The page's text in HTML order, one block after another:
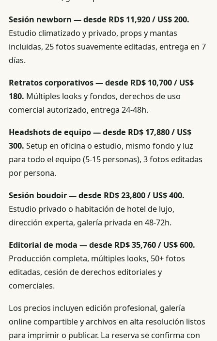
Sesión newborn — desde RD$ 11,920 / US$ 200.
Estudio climatizado y privado, props y mantas
incluidas, 25 fotos suavemente editadas, entrega en 7
días.
Retratos corporativos — desde RD$ 10,700 / US$
180. Múltiples looks y fondos, derechos de uso
comercial autorizado, entrega 24-48h.
Headshots de equipo — desde RD$ 17,880 / US$
300. Setup en oficina o estudio, mismo fondo y luz
para todo el equipo (5-15 personas), 3 fotos editadas
por persona.
Sesión boudoir — desde RD$ 23,800 / US$ 400.
Estudio privado o habitación de hotel de lujo,
dirección experta, galería privada en 48-72h.
Editorial de moda — desde RD$ 35,760 / US$ 600.
Producción completa, múltiples looks, 50+ fotos
editadas, cesión de derechos editoriales y
comerciales.
Los precios incluyen edición profesional, galería
online compartible y archivos en alta resolución listos
para imprimir o publicar. La reserva se confirma con